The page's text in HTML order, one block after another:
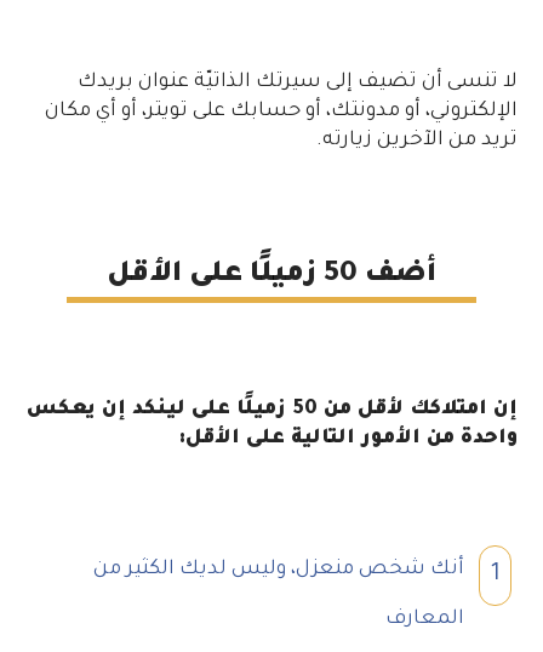
لا تنسى أن تضيف إلى سيرتك الذاتيّة عنوان بريدك
الإلكتروني، أو مدونتك، أو حسابك على تويتر، أو أي مكان
تريد من الآخرين زيارته.
أضف 50 زميلًا على الأقل
إن امتلاكك لأقل من 50 زميلًا على لينكد إن يعكس
واحدة من الأمور التالية على الأقل:
1 أنك شخص منعزل، وليس لديك الكثير من
المعارف